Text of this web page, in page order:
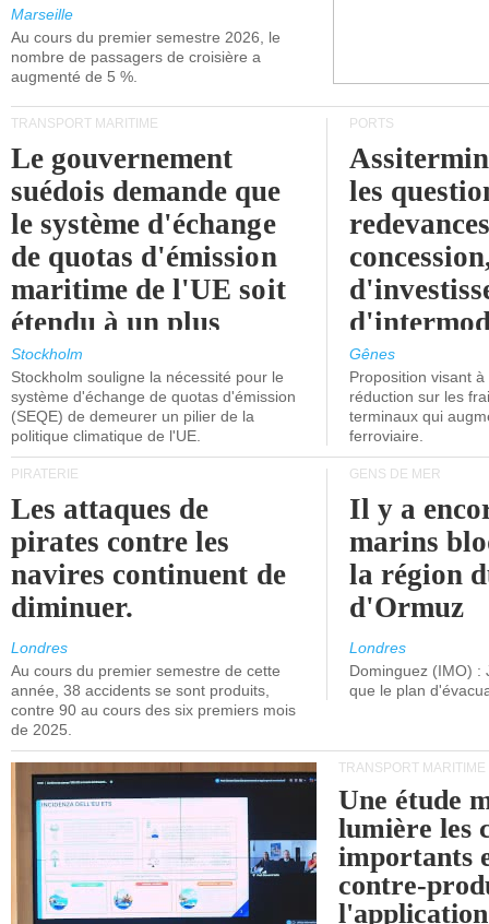
Marseille
Au cours du premier semestre 2026, le
nombre de passagers de croisière a
augmenté de 5 %.
TRANSPORT MARITIME
Le gouvernement
suédois demande que
le système d'échange
de quotas d'émission
maritime de l'UE soit
étendu à un plus
grand nombre de
navires.
Stockholm
Stockholm souligne la nécessité pour le
système d'échange de quotas d'émission
(SEQE) de demeurer un pilier de la
politique climatique de l'UE.
PORTS
les
l'attention
politiciens.
Gênes
Proposition visant
réduction sur les
terminaux qui
ferroviaire.
PIRATERIE
Les attaques de
pirates contre les
navires continuent de
diminuer.
Londres
Au cours du premier semestre de cette
année, 38 accidents se sont produits,
contre 90 au cours des six premiers mois
de 2025.
GENS DE MER
Il y a
marins
la région
d'Ormuz
Londres
Dominguez (IMO) :
que le plan
TRANSPORT MARITIME
Une étude
lumière les
importants
contre-